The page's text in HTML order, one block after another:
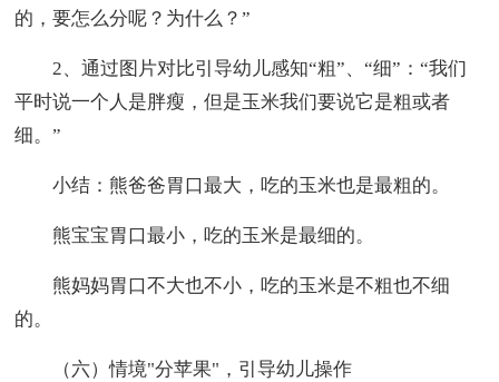
的，要怎么分呢？为什么？”
2、通过图片对比引导幼儿感知“粗”、“细”：“我们
平时说一个人是胖瘦，但是玉米我们要说它是粗或者
细。”
小结：熊爸爸胃口最大，吃的玉米也是最粗的。
熊宝宝胃口最小，吃的玉米是最细的。
熊妈妈胃口不大也不小，吃的玉米是不粗也不细
的。
（六）情境"分苹果"，引导幼儿操作